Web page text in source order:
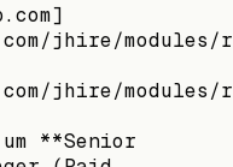
jhire/modules/
jhire/modules/
**Senior